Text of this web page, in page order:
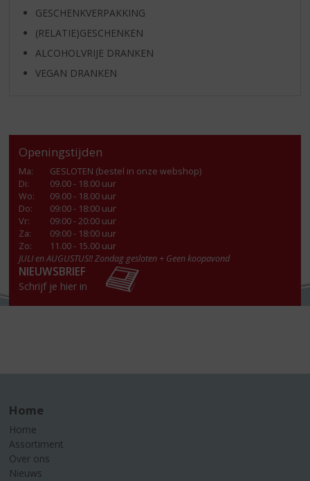
GESCHENKVERPAKKING
(RELATIE)GESCHENKEN
ALCOHOLVRIJE DRANKEN
VEGAN DRANKEN
Openingstijden
Ma:
GESLOTEN (bestel in onze webshop)
Di:
09.00 - 18.00 uur
Wo:
09.00 - 18.00 uur
Do:
09:00 - 18:00 uur
Vr:
09:00 - 20:00 uur
Za:
09:00 - 18:00 uur
Zo:
11.00 - 15.00 uur
JULI en AUGUSTUS!! Zondag gesloten + Geen koopavond
NIEUWSBRIEF
Schrijf je hier in
Home
Home
Assortiment
Over ons
Nieuws